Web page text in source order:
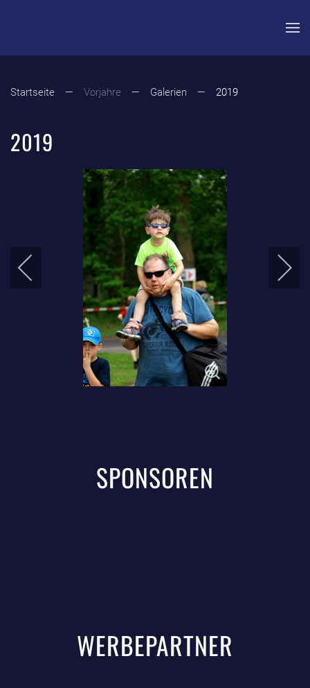
Startseite Vorjahre Galerien 2019
2019
SPONSOREN
WERBEPARTNER